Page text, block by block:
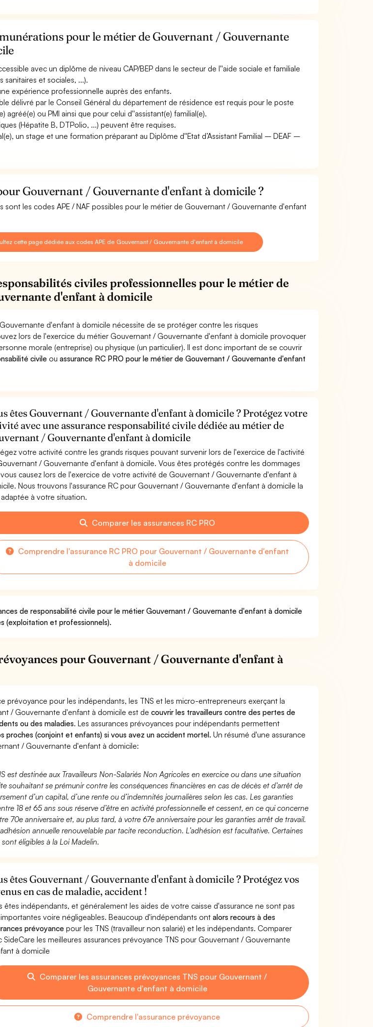
pour le métier de Gouvernant / Gouvernante
avec un diplôme de niveau CAP/BEP dans le secteur de l''aide sociale et familiale
sanitaires et sociales, ...).
expérience professionnelle auprès des enfants.
délivré par le Conseil Général du département de résidence est requis pour le poste
agréé(e) ou PMI ainsi que pour celui d''assistant(e) familial(e).
(Hépatite B, DTPolio, ...) peuvent être requises.
un stage et une formation préparant au Diplôme d''Etat d’Assistant Familial – DEAF –
Gouvernant / Gouvernante d'enfant à domicile ?
sont les codes APE / NAF possibles pour le métier de Gouvernant / Gouvernante d'enfant
cette page dédiée aux codes APE de Gouvernant / Gouvernante d'enfant à domicile
civiles professionnelles pour le métier de
d'enfant à domicile
d'enfant à domicile nécessite de se protéger contre les risques
lors de l'exercice du métier Gouvernant / Gouvernante d'enfant à domicile provoquer
morale (entreprise) ou physique (un particulier). Il est donc important de se couvrir
civile ouassurance RC PRO pour le métier de Gouvernant / Gouvernante d'enfant
êtes Gouvernant / Gouvernante d'enfant à domicile ? Protégez votre
avec une assurance responsabilité civile dédiée au métier de
/ Gouvernante d'enfant à domicile
votre activité contre les grands risques pouvant survenir lors de l'exercice de l'activité
/ Gouvernante d'enfant à domicile. Vous êtes protégés contre les dommages
causez lors de l'exercice de votre activité de Gouvernant / Gouvernante d'enfant à
Nous trouvons l'assurance RC pour Gouvernant / Gouvernante d'enfant à domicile la
à votre situation.
Comparer les assurances RC PRO
Comprendre l'assurance RC PRO pour Gouvernant / Gouvernante d'enfant
à domicile
de responsabilité civile pour le métier Gouvernant / Gouvernante d'enfant à domicile
(exploitation et professionnels).
pour Gouvernant / Gouvernante d'enfant à
prévoyance pour les indépendants, les TNS et les micro-entrepreneurs exerçant la
/ Gouvernante d'enfant à domicile est decouvrir les travailleurs contre des pertes de
ou des maladies. Les assurances prévoyances pour indépendants permettent
proches (conjoint et enfants) si vous avez un accident mortel. Un résumé d'une assurance
/ Gouvernante d'enfant à domicile:
est destinée aux Travailleurs Non-Salariés Non Agricoles en exercice ou dans une situation
souhaitant se prémunir contre les conséquences financières en cas de décès et d’arrêt de
d’un capital, d’une rente ou d’indemnités journalières selon les cas. Les garanties
18 et 65 ans sous réserve d’être en activité professionnelle et cessent, en ce qui concerne
70e anniversaire et, au plus tard, à votre 67e anniversaire pour les garanties arrêt de travail.
annuelle renouvelable par tacite reconduction. L’adhésion est facultative. Certaines
éligibles à la Loi Madelin.
êtes Gouvernant / Gouvernante d'enfant à domicile ? Protégez vos
en cas de maladie, accident !
êtes indépendants, et généralement les aides de votre caisse d'assurance ne sont pas
voire négligeables. Beaucoup d'indépendants ontalors recours à des
prévoyancepour les TNS (travailleur non salarié) et les indépendants. Comparer
SideCare les meilleures assurances prévoyance TNS pour Gouvernant / Gouvernante
à domicile
Comparer les assurances prévoyances TNS pour Gouvernant /
Gouvernante d'enfant à domicile
Comprendre l'assurance prévoyance